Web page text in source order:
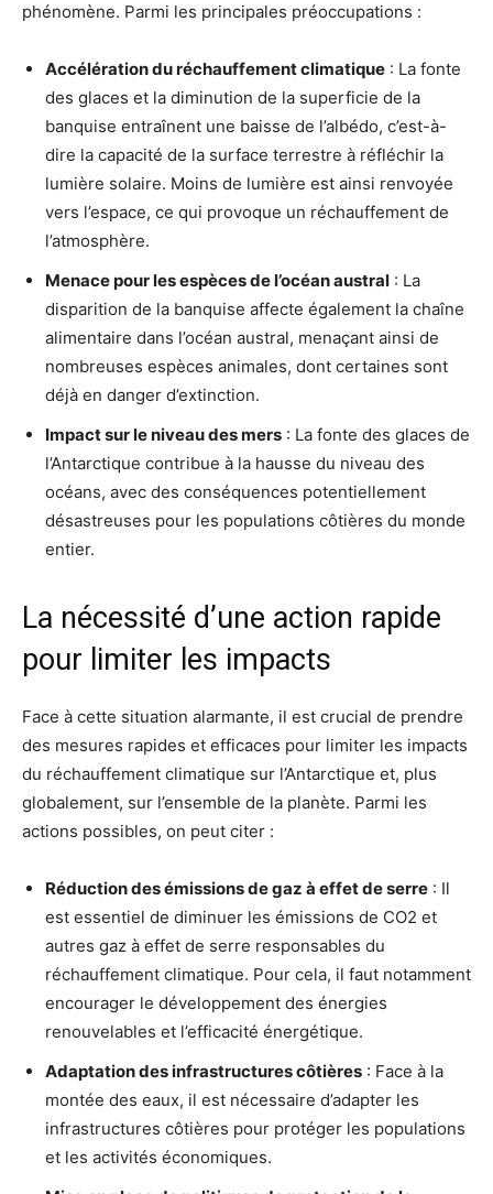
phénomène. Parmi les principales préoccupations :
Accélération du réchauffement climatique : La fonte
des glaces et la diminution de la superficie de la
banquise entraînent une baisse de l’albédo, c’est-à-
dire la capacité de la surface terrestre à réfléchir la
lumière solaire. Moins de lumière est ainsi renvoyée
vers l’espace, ce qui provoque un réchauffement de
l’atmosphère.
Menace pour les espèces de l’océan austral : La
disparition de la banquise affecte également la chaîne
alimentaire dans l’océan austral, menaçant ainsi de
nombreuses espèces animales, dont certaines sont
déjà en danger d’extinction.
Impact sur le niveau des mers : La fonte des glaces de
l’Antarctique contribue à la hausse du niveau des
océans, avec des conséquences potentiellement
désastreuses pour les populations côtières du monde
entier.
La nécessité d’une action rapide
pour limiter les impacts
Face à cette situation alarmante, il est crucial de prendre
des mesures rapides et efficaces pour limiter les impacts
du réchauffement climatique sur l’Antarctique et, plus
globalement, sur l’ensemble de la planète. Parmi les
actions possibles, on peut citer :
Réduction des émissions de gaz à effet de serre : Il
est essentiel de diminuer les émissions de CO2 et
autres gaz à effet de serre responsables du
réchauffement climatique. Pour cela, il faut notamment
encourager le développement des énergies
renouvelables et l’efficacité énergétique.
Adaptation des infrastructures côtières : Face à la
montée des eaux, il est nécessaire d’adapter les
infrastructures côtières pour protéger les populations
et les activités économiques.